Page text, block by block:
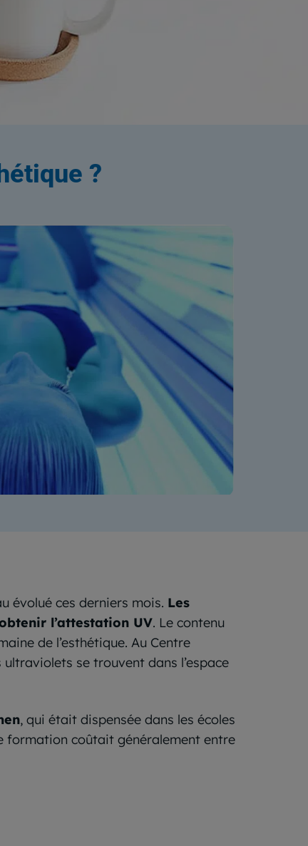
?
évolué ces derniers mois. Les
l’attestation UV. Le contenu
de l’esthétique. Au Centre
se trouvent dans l’espace
, qui était dispensée dans les écoles
formation coûtait généralement entre